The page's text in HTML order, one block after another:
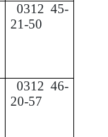
0312 45-
21-50
0312 46-
20-57